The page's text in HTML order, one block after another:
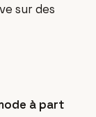
sur des
à part